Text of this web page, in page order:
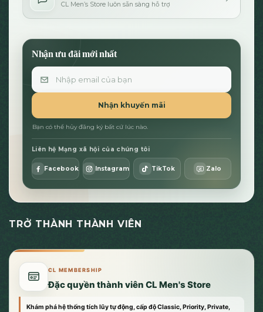
CL Men’s Store luôn sẵn sàng hỗ trợ
Nhận ưu đãi mới nhất
Email
Nhận khuyến mãi
Bạn có thể hủy đăng ký bất cứ lúc nào.
Liên hệ Mạng xã hội của chúng tôi
Facebook Instagram TikTok Zalo
TRỞ THÀNH THÀNH VIÊN
CL MEMBERSHIP
Đặc quyền thành viên CL Men's Store
Khám phá hệ thống tích lũy tự động, cấp độ Classic, Priority, Private,